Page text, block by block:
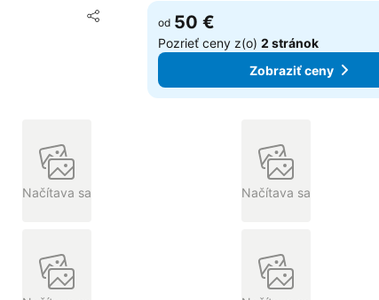
Zdieľať
Pridať do obľúbených
od 50 €
Pozrieť ceny z(o)2 stránok
Zobraziť ceny
Načítava sa Načítava sa